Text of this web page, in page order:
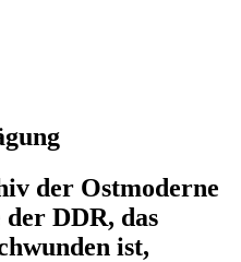
der Ostmoderne
DDR, das
ist,